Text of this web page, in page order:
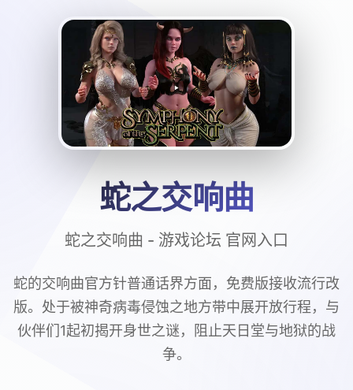
蛇之交响曲
蛇之交响曲 - 游戏论坛 官网入口
蛇的交响曲官方针普通话界方面，免费版接收流行改
版。处于被神奇病毒侵蚀之地方带中展开放行程，与
伙伴们1起初揭开身世之谜，阻止天日堂与地狱的战
争。